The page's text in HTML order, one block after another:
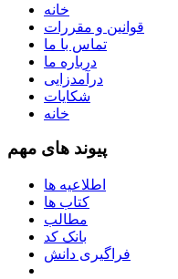
خانه
قوانین و مقررات
تماس با ما
درباره ما
درآمدزایی
شکایات
خانه
پیوند های مهم
اطلاعیه ها
کتاب ها
مطالب
بانک کد
فراگیری دانش